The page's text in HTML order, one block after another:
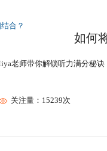
如何
老师带你解锁听力满分秘诀
关注量：15239次